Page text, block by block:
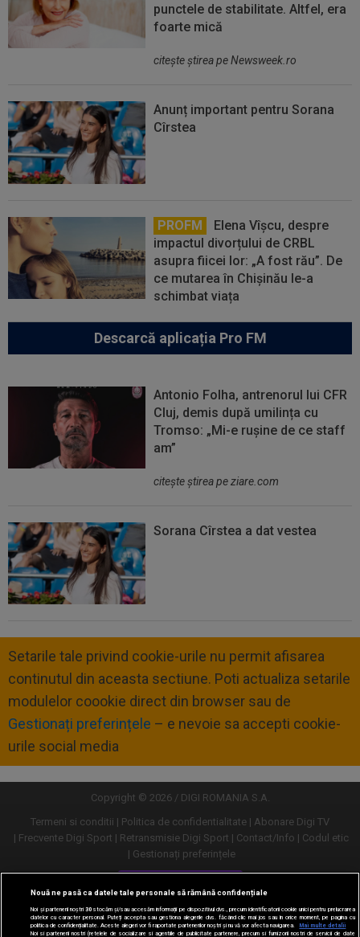
punctele de stabilitate. Altfel, era
foarte mică
citeşte ştirea pe Newsweek.ro
Anunț important pentru Sorana
Cîrstea
PROFM
Elena Vîșcu, despre
impactul divorțului de CRBL
asupra fiicei lor: „A fost rău”. De
ce mutarea în Chișinău le-a
schimbat viața
Descarcă aplicația Pro FM
Antonio Folha, antrenorul lui CFR
Cluj, demis după umilința cu
Tromso: „Mi-e rușine de ce staff
am”
citeşte ştirea pe ziare.com
Sorana Cîrstea a dat vestea
Setarile tale privind cookie-urile nu permit afisarea
continutul din aceasta sectiune. Poti actualiza setarile
modulelor coookie direct din browser sau de
Gestionați preferințele – e nevoie sa accepti cookie-
urile social media
Copyright © 2026 / DIGI ROMANIA S.A.
Termeni si conditii
Politica de confidentialitate
Abonare Digi TV
Frecvente Digi Sport
Retransmisie Digi Sport Contact/Info
Codul etic
Gestionați preferințele
Versiune desktop
Nouă ne pasă ca datele tale personale să rămână confidențiale
Noi și partenerii noștri30stocăm și/sau accesăm informații pe dispozitivul dvs., precum identificatorii cookie unici pentru prelucrarea
datelor cu caracter personal. Puteți accepta sau gestiona alegerile dvs. făcând clic mai jos sau în orice moment, pe pagina cu
politica de confidențialitate. Aceste alegeri vor fi raportate partenerilor noștri și nu vă vor afecta navigarea.
Mai multe detalii
Noi si partenerii nostri (retelele de socializare si agentiile de publicitate partenere, precum si furnizorii nostri de servicii de date